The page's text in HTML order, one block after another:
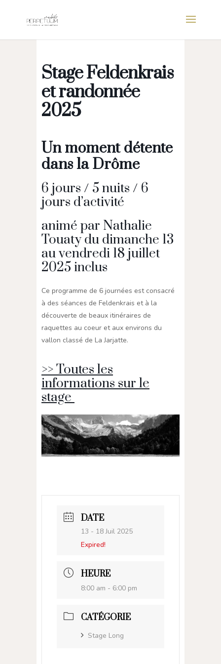
Stage Feldenkrais
et randonnée
2025
Un moment détente
dans la Drôme
6 jours / 5 nuits / 6
jours d’activité
animé par Nathalie
Touaty du dimanche 13
au vendredi 18 juillet
2025 inclus
Ce programme de 6 journées est consacré
à des séances de Feldenkrais et à la
découverte de beaux itinéraires de
raquettes au coeur et aux environs du
vallon classé de La Jarjatte.
>> Toutes les
informations sur le
stage
DATE
13 - 18 Juil 2025
Expired!
HEURE
8:00 am - 6:00 pm
CATÉGORIE
Stage Long